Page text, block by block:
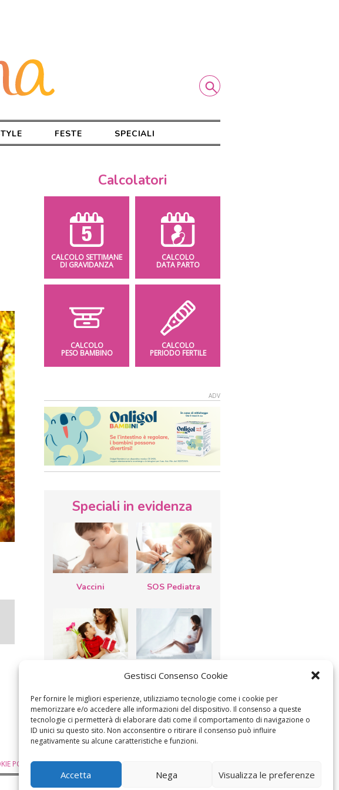
Gestisci Consenso Cookie
Per fornire le migliori esperienze, utilizziamo tecnologie come i cookie per
memorizzare e/o accedere alle informazioni del dispositivo. Il consenso a queste
tecnologie ci permetterà di elaborare dati come il comportamento di navigazione o
ID unici su questo sito. Non acconsentire o ritirare il consenso può influire
negativamente su alcune caratteristiche e funzioni.
Accetta Nega Visualizza le preferenze
FESTE SPECIALI
Calcolatori
CALCOLO SETTIMANE
DI GRAVIDANZA
CALCOLO
DATA PARTO
CALCOLO
PESO BAMBINO
CALCOLO
PERIODO FERTILE
Speciali in evidenza
Vaccini SOS Pediatra
mamma: lavoretti,
filastrocche
Le settimane di
gravidanza
POLICY MODIFICA IL CONSENSO